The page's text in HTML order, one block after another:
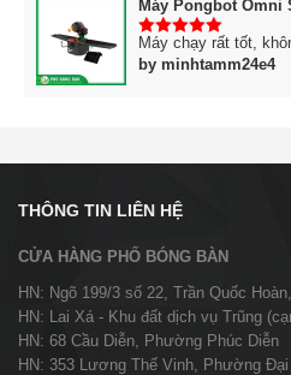
Máy Pongbot Omni
5trên 5
Máy chạy rất tốt,
by minhtamm24e4
THÔNG TIN LIÊN HỆ
CỬA HÀNG PHỐ BÓNG BÀN
HN: Ngõ 199/3 số 22, Trần Quốc
HN: Lai Xá - Khu đất dịch vụ Trũng
HN: 68 Cầu Diễn, Phường Phúc Diễn
HN: 353 Lương Thế Vinh, Phường